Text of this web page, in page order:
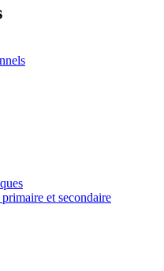
et secondaire